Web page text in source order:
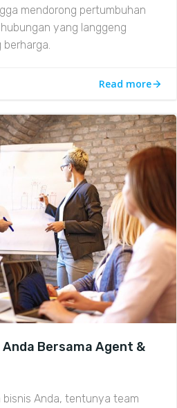
mendorong pertumbuhan
yang langgeng
Read more
Bersama Agent &
bisnis Anda, tentunya team